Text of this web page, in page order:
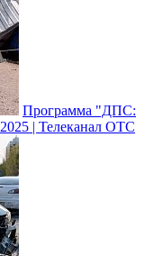
Программа "ДПС:
| Телеканал ОТС